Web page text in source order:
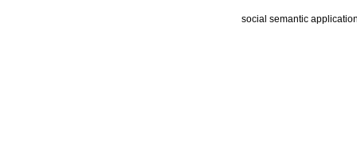
social semantic